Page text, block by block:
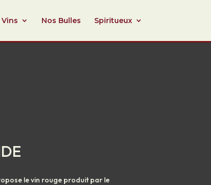
Vins Nos Bulles Spiritueux
le vin rouge produit par le